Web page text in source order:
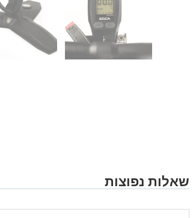
שאלות נפוצות